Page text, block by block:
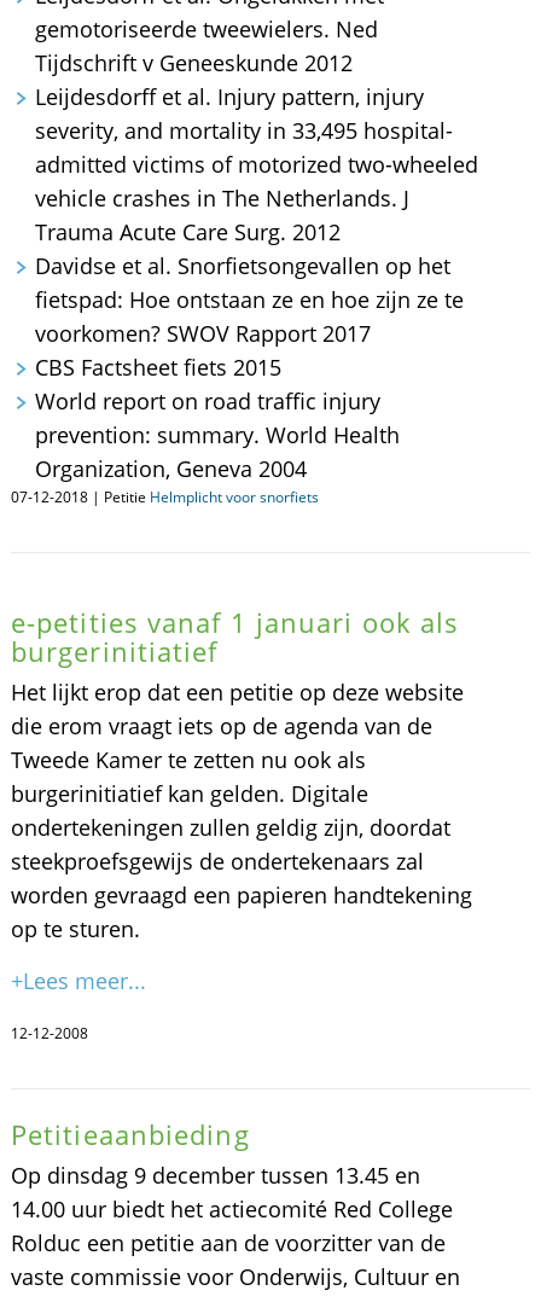
gemotoriseerde tweewielers. Ned
Tijdschrift v Geneeskunde 2012
Leijdesdorff et al. Injury pattern, injury
severity, and mortality in 33,495 hospital-
admitted victims of motorized two-wheeled
vehicle crashes in The Netherlands. J
Trauma Acute Care Surg. 2012
Davidse et al. Snorfietsongevallen op het
fietspad: Hoe ontstaan ze en hoe zijn ze te
voorkomen? SWOV Rapport 2017
CBS Factsheet fiets 2015
World report on road traffic injury
prevention: summary. World Health
Organization, Geneva 2004
07-12-2018 | Petitie Helmplicht voor snorfiets
e-petities vanaf 1 januari ook als
burgerinitiatief
Het lijkt erop dat een petitie op deze website
die erom vraagt iets op de agenda van de
Tweede Kamer te zetten nu ook als
burgerinitiatief kan gelden. Digitale
ondertekeningen zullen geldig zijn, doordat
steekproefsgewijs de ondertekenaars zal
worden gevraagd een papieren handtekening
op te sturen.
+Lees meer...
12-12-2008
Petitieaanbieding
Op dinsdag 9 december tussen 13.45 en
14.00 uur biedt het actiecomité Red College
Rolduc een petitie aan de voorzitter van de
vaste commissie voor Onderwijs, Cultuur en